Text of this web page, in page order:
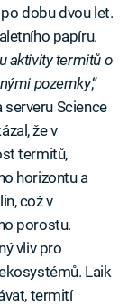
dobu dvou let.
papíru.
aktivity termitů o
pozemky,“
Science
že v
termitů,
horizontu a
což v
porostu.
vliv pro
Laik
termití